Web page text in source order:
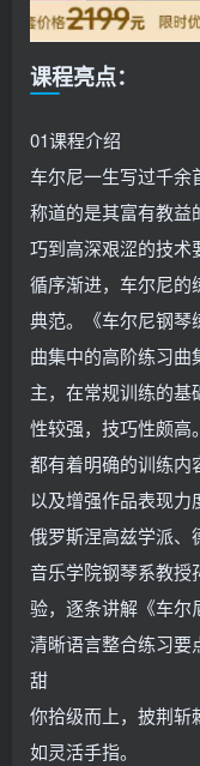
课程亮点：
01课程介绍
车尔尼一生写过千余
称道的是其富有教益
巧到高深艰涩的技术
循序渐进，车尔尼的
典范。《车尔尼钢琴
曲集中的高阶练习曲
主，在常规训练的
性较强，技巧性颇高
都有着明确的训练内
以及增强作品表现力
俄罗斯涅高兹学派、
音乐学院钢琴系教授
验，逐条讲解《车尔
清晰语言整合练习要
甜
你拾级而上，披荆斩
如灵活手指。